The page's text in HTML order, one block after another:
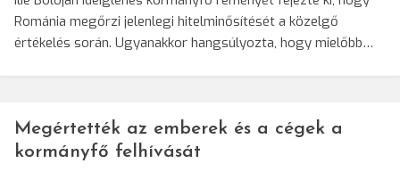
Románia megőrzi jelenlegi hitelminősítését a közelgő
értékelés során. Ugyanakkor hangsúlyozta, hogy mielőbb…
Megértették az emberek és a cégek a
kormányfő felhívását